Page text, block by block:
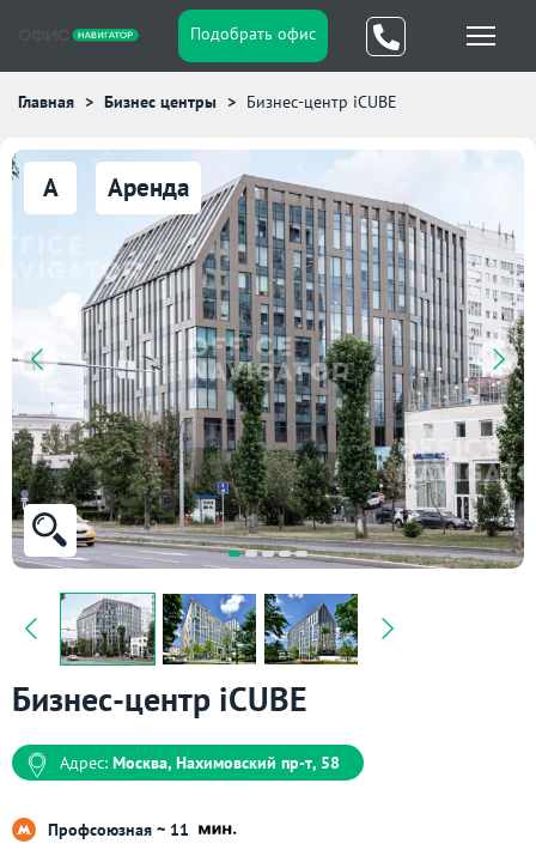
Подобрать офис
Главная Бизнес центры Бизнес-центр iCUBE
A Аренда
Бизнес-центр iCUBE
Адрес: Москва, Нахимовский пр-т, 58
Профсоюзная ~ 11